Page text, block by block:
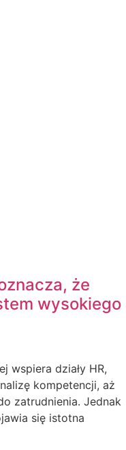
że
wysokiego
wspiera działy HR,
kompetencji, aż
zatrudnienia. Jednak
się istotna